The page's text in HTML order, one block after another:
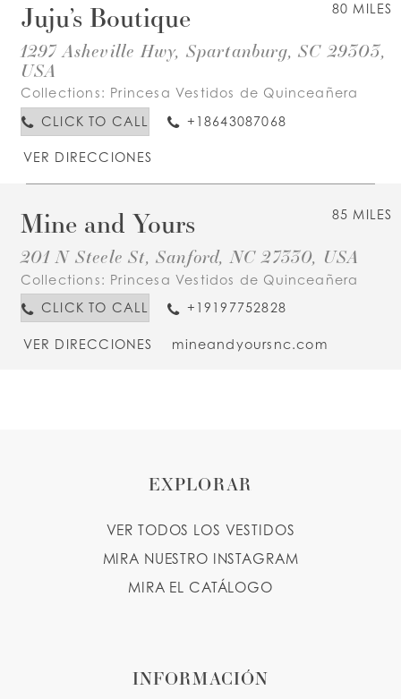
80 MILES
Juju’s Boutique
1297 Asheville Hwy, Spartanburg, SC 29303,
USA
Collections: Princesa Vestidos de Quinceañera
CLICK TO CALL
+18643087068
VER DIRECCIONES
85 MILES
Mine and Yours
201 N Steele St, Sanford, NC 27330, USA
Collections: Princesa Vestidos de Quinceañera
CLICK TO CALL
+19197752828
VER DIRECCIONES mineandyoursnc.com
EXPLORAR
VER TODOS LOS VESTIDOS
MIRA NUESTRO INSTAGRAM
MIRA EL CATÁLOGO
INFORMACIÓN